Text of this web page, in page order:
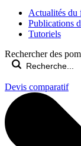
Actualités du
Publications
Tutoriels
Rechercher des
Devis comparatif